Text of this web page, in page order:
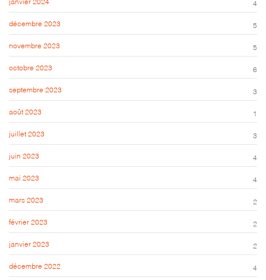
janvier 2024 4
décembre 2023 5
novembre 2023 5
octobre 2023 6
septembre 2023 3
août 2023 1
juillet 2023 3
juin 2023 4
mai 2023 4
mars 2023 2
février 2023 2
janvier 2023 2
décembre 2022 4